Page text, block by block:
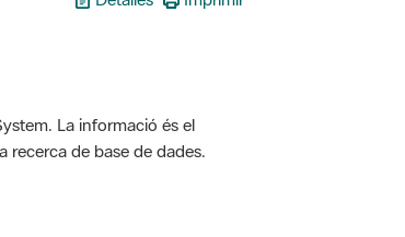
La informació és el
recerca de base de dades.